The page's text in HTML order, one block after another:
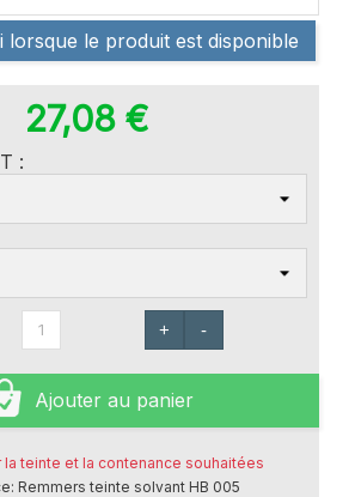
lorsque le produit est disponible
27,08 €
:
+ -
Ajouter au panier
teinte et la contenance souhaitées
Remmers teinte solvant HB 005